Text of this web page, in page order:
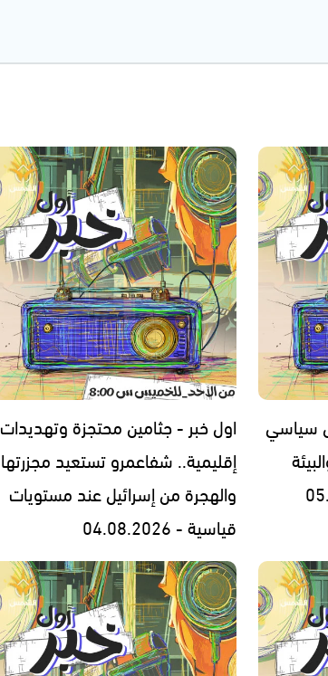
سياسي
اول خبر - جثامين محتجزة وتهديدات
إقليمية.. شفاعمرو تستعيد مجزرتها
والهجرة من إسرائيل عند مستويات
قياسية - 04.08.2026